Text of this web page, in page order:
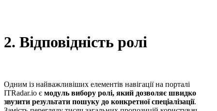
2. Відповідність ролі
Одним із найважливіших елементів навігації на порталі
ITRadar.io є модуль вибору ролі, який дозволяє швидко
звузити результати пошуку до конкретної спеціалізації.